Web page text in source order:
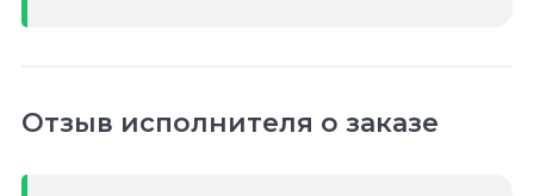
Отзыв исполнителя о заказе